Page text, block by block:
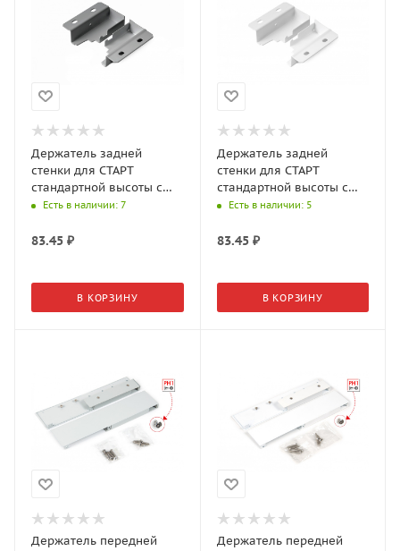
Держатель задней
стенки для СТАРТ
стандартной высоты с
традиционными
Есть в наличии: 7
83.45 ₽
В КОРЗИНУ
Держатель задней
стенки для СТАРТ
стандартной высоты с
традиционными
Есть в наличии: 5
83.45₽
В КОРЗИНУ
Держатель передней
Держатель передней